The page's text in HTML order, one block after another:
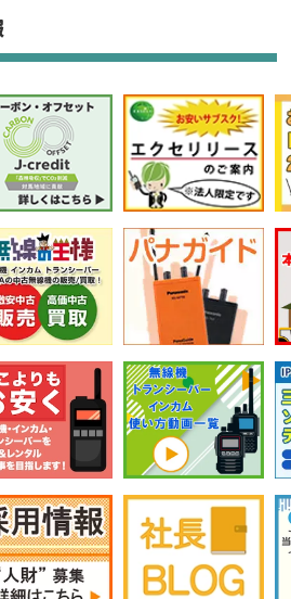
製品名等)
条件をリセット